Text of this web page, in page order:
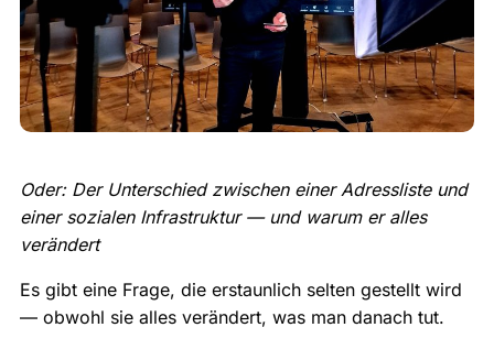
Oder: Der Unterschied zwischen einer Adressliste und
einer sozialen Infrastruktur — und warum er alles
verändert
Es gibt eine Frage, die erstaunlich selten gestellt wird
— obwohl sie alles verändert, was man danach tut.